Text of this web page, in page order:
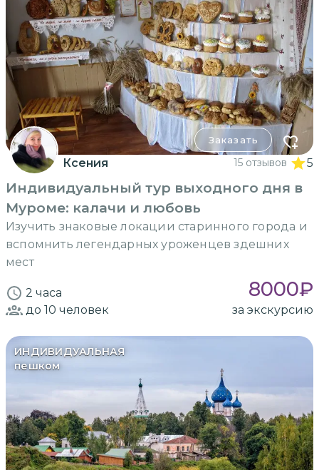
Заказать
Ксения 15 отзывов 5
Индивидуальный тур выходного дня в
Муроме: калачи и любовь
Изучить знаковые локации старинного города и
вспомнить легендарных уроженцев здешних
мест
2 часа 8000₽
до 10 человек за экскурсию
ИНДИВИДУАЛЬНАЯ
пешком